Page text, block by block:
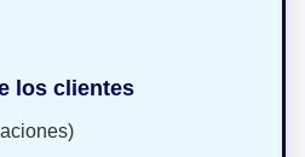
los clientes